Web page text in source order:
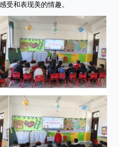
受和表现美的情趣。